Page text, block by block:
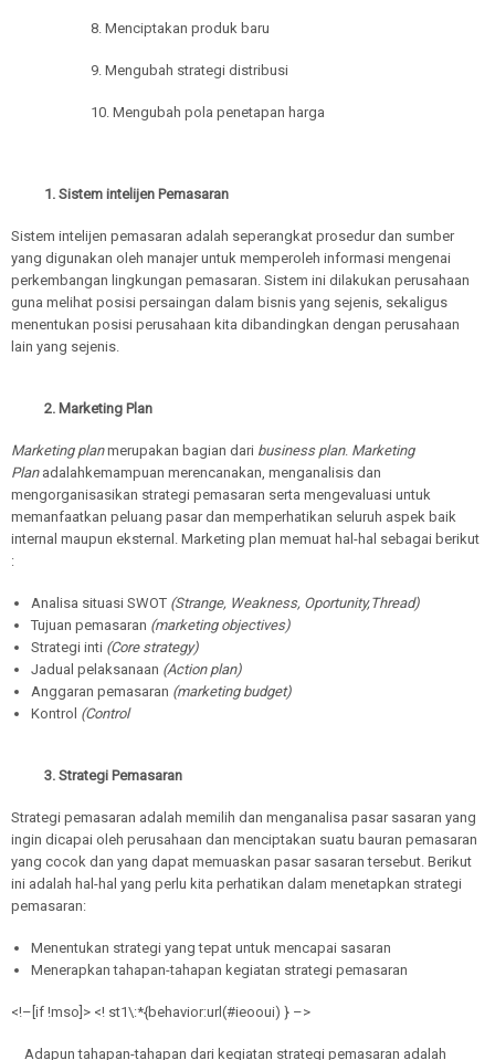
8. Menciptakan produk baru
9. Mengubah strategi distribusi
10. Mengubah pola penetapan harga
1. Sistem intelijen Pemasaran
Sistem intelijen pemasaran adalah seperangkat prosedur dan sumber
yang digunakan oleh manajer untuk memperoleh informasi mengenai
perkembangan lingkungan pemasaran. Sistem ini dilakukan perusahaan
guna melihat posisi persaingan dalam bisnis yang sejenis, sekaligus
menentukan posisi perusahaan kita dibandingkan dengan perusahaan
lain yang sejenis.
2. Marketing Plan
Marketing planmerupakan bagian dari business plan. Marketing
Planadalahkemampuan merencanakan, menganalisis dan
mengorganisasikan strategi pemasaran serta mengevaluasi untuk
memanfaatkan peluang pasar dan memperhatikan seluruh aspek baik
internal maupun eksternal. Marketing plan memuat hal-hal sebagai berikut
:
Analisa situasi SWOT (Strange, Weakness, Oportunity,Thread)
Tujuan pemasaran (marketing objectives)
Strategi inti (Core strategy)
Jadual pelaksanaan (Action plan)
Anggaran pemasaran (marketing budget)
Kontrol (Control
3. Strategi Pemasaran
Strategi pemasaran adalah memilih dan menganalisa pasar sasaran yang
ingin dicapai oleh perusahaan dan menciptakan suatu bauran pemasaran
yang cocok dan yang dapat memuaskan pasar sasaran tersebut. Berikut
ini adalah hal-hal yang perlu kita perhatikan dalam menetapkan strategi
pemasaran:
Menentukan strategi yang tepat untuk mencapai sasaran
Menerapkan tahapan-tahapan kegiatan strategi pemasaran
<!–[if !mso]> <! st1\:*{behavior:url(#ieooui) } –>
Adapun tahapan-tahapan dari kegiatan strategi pemasaran adalah